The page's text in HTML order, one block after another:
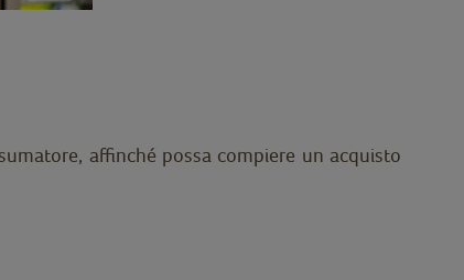
affinché possa compiere un acquisto